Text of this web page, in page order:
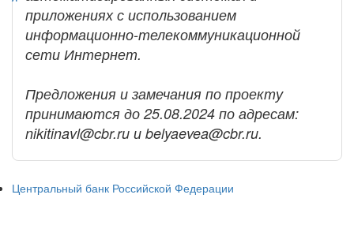
приложениях с использованием
информационно-телекоммуникационной
сети Интернет.
Предложения и замечания по проекту
принимаются до 25.08.2024 по адресам:
nikitinavl@cbr.ru и belyaevea@cbr.ru.
Центральный банк Российской Федерации